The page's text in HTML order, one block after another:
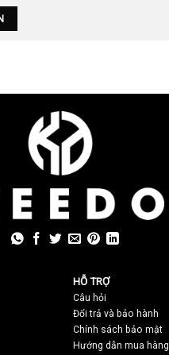
HỖ TRỢ
Câu hỏi
Đổi trả và bảo hành
Chính sách bảo mật
Hướng dẫn mua hàng